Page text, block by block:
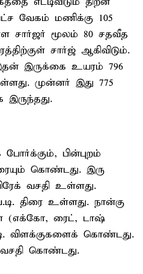
வேகம் மணிக்கு 105
சார்ஜர் மூலம் 80 சதவீத
சார்ஜ் ஆகிவிடும்.
இருக்கை உயரம் 796
முன்னர் இது 775
பின்புறம்
கொண்டது. இரு
வசதி உள்ளது.
திரை உள்ளது. நான்கு
(எக்கோ, ரைட், டாஷ்
விளக்குகளைக் கொண்டது.
வசதி கொண்டது.